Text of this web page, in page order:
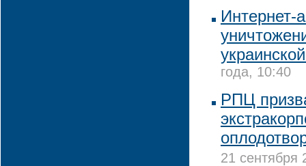
Интернет-
года, 10:40
РПЦ
21 сентября